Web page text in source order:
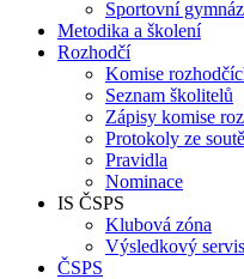
Sportovní
Metodika a školení
Rozhodčí
Komise
Seznam školitelů
Zápisy komise
Protokoly ze
Pravidla
Nominace
IS ČSPS
Klubová zóna
Výsledkový servis
ČSPS